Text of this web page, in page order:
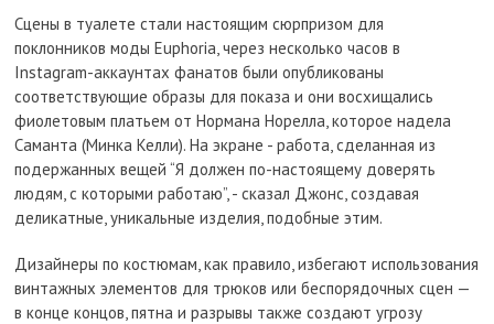
Сцены в туалете стали настоящим сюрпризом для
поклонников моды Euphoria, через несколько часов в
Instagram-аккаунтах фанатов были опубликованы
соответствующие образы для показа и они восхищались
фиолетовым платьем от Нормана Норелла, которое надела
Саманта (Минка Келли). На экране - работа, сделанная из
подержанных вещей “Я должен по-настоящему доверять
людям, с которыми работаю”, - сказал Джонс, создавая
деликатные, уникальные изделия, подобные этим.
Дизайнеры по костюмам, как правило, избегают использования
винтажных элементов для трюков или беспорядочных сцен —
в конце концов, пятна и разрывы также создают угрозу